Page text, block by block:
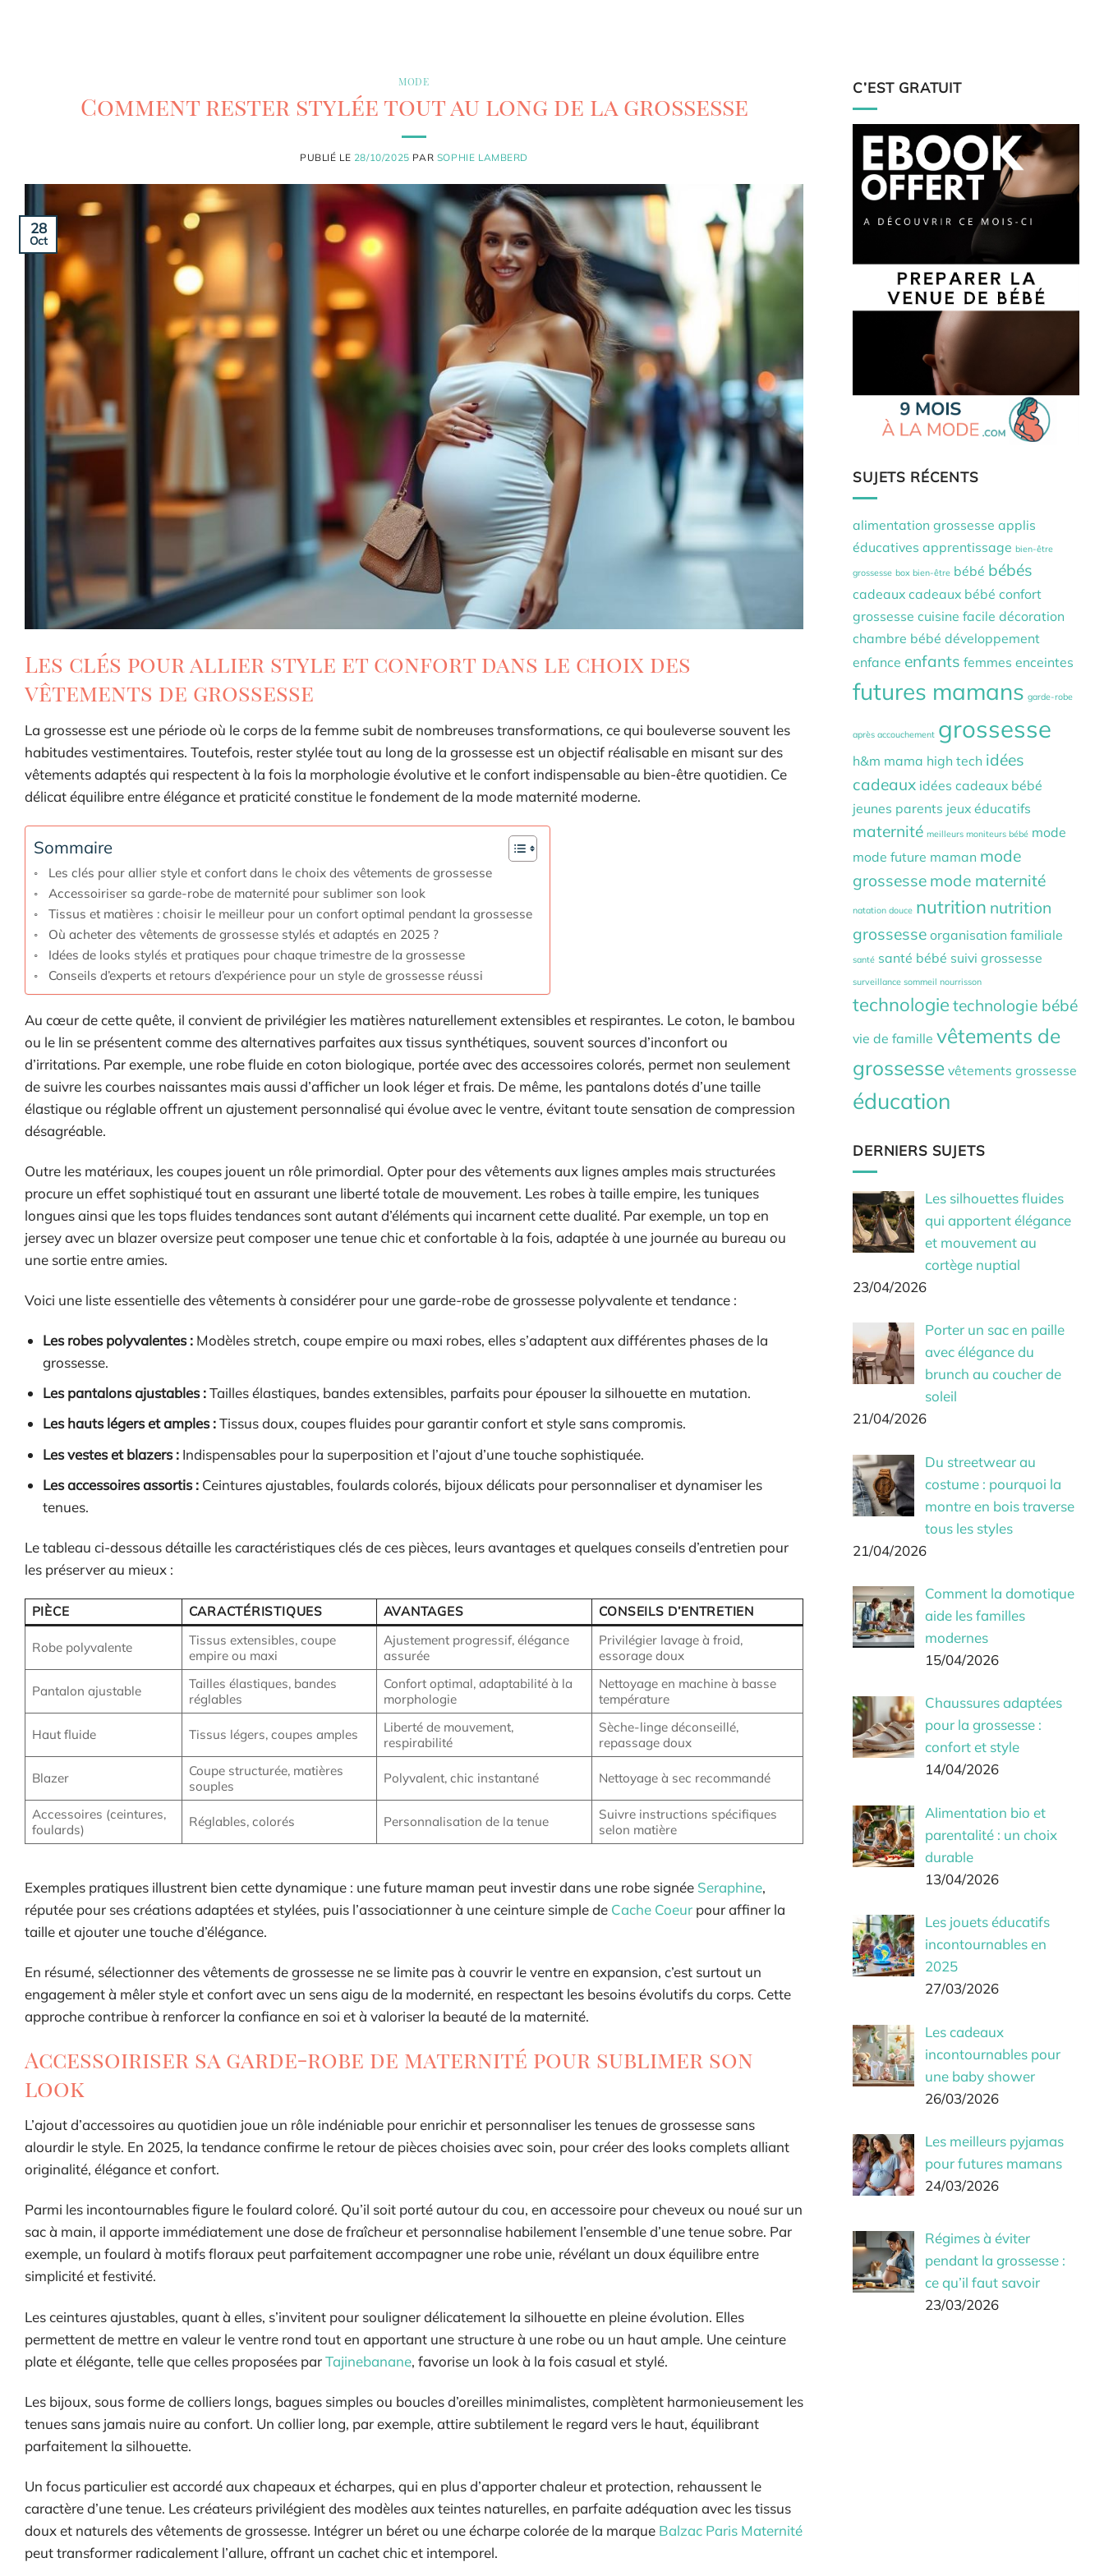
MODE
Comment rester stylée tout au long de la grossesse
PUBLIÉ LE 28/10/2025 PAR SOPHIE LAMBERD
28
Oct
Les clés pour allier style et confort dans le choix des
vêtements de grossesse
La grossesse est une période où le corps de la femme subit de nombreuses transformations, ce qui bouleverse souvent les
habitudes vestimentaires. Toutefois, rester stylée tout au long de la grossesse est un objectif réalisable en misant sur des
vêtements adaptés qui respectent à la fois la morphologie évolutive et le confort indispensable au bien-être quotidien. Ce
délicat équilibre entre élégance et praticité constitue le fondement de la mode maternité moderne.
Sommaire
Les clés pour allier style et confort dans le choix des vêtements de grossesse
Accessoiriser sa garde-robe de maternité pour sublimer son look
Tissus et matières : choisir le meilleur pour un confort optimal pendant la grossesse
Où acheter des vêtements de grossesse stylés et adaptés en 2025 ?
Idées de looks stylés et pratiques pour chaque trimestre de la grossesse
Conseils d’experts et retours d’expérience pour un style de grossesse réussi
Au cœur de cette quête, il convient de privilégier les matières naturellement extensibles et respirantes. Le coton, le bambou
ou le lin se présentent comme des alternatives parfaites aux tissus synthétiques, souvent sources d’inconfort ou
d’irritations. Par exemple, une robe fluide en coton biologique, portée avec des accessoires colorés, permet non seulement
de suivre les courbes naissantes mais aussi d’afficher un look léger et frais. De même, les pantalons dotés d’une taille
élastique ou réglable offrent un ajustement personnalisé qui évolue avec le ventre, évitant toute sensation de compression
désagréable.
Outre les matériaux, les coupes jouent un rôle primordial. Opter pour des vêtements aux lignes amples mais structurées
procure un effet sophistiqué tout en assurant une liberté totale de mouvement. Les robes à taille empire, les tuniques
longues ainsi que les tops fluides tendances sont autant d’éléments qui incarnent cette dualité. Par exemple, un top en
jersey avec un blazer oversize peut composer une tenue chic et confortable à la fois, adaptée à une journée au bureau ou
une sortie entre amies.
Voici une liste essentielle des vêtements à considérer pour une garde-robe de grossesse polyvalente et tendance :
Les robes polyvalentes : Modèles stretch, coupe empire ou maxi robes, elles s’adaptent aux différentes phases de la
grossesse.
Les pantalons ajustables :Tailles élastiques, bandes extensibles, parfaits pour épouser la silhouette en mutation.
Les hauts légers et amples :Tissus doux, coupes fluides pour garantir confort et style sans compromis.
Les vestes et blazers : Indispensables pour la superposition et l’ajout d’une touche sophistiquée.
Les accessoires assortis : Ceintures ajustables, foulards colorés, bijoux délicats pour personnaliser et dynamiser les
tenues.
Le tableau ci-dessous détaille les caractéristiques clés de ces pièces, leurs avantages et quelques conseils d’entretien pour
les préserver au mieux :
PIÈCE CARACTÉRISTIQUES AVANTAGES CONSEILS D’ENTRETIEN
Robe polyvalente
Tissus extensibles, coupe
empire ou maxi
Ajustement progressif, élégance
assurée
Privilégier lavage à froid,
essorage doux
Pantalon ajustable
Tailles élastiques, bandes
réglables
Confort optimal, adaptabilité à la
morphologie
Nettoyage en machine à basse
température
Haut fluide Tissus légers, coupes amples
Liberté de mouvement,
respirabilité
Sèche-linge déconseillé,
repassage doux
Blazer
Coupe structurée, matières
souples
Polyvalent, chic instantané Nettoyage à sec recommandé
Accessoires (ceintures,
foulards)
Réglables, colorés Personnalisation de la tenue
Suivre instructions spécifiques
selon matière
Exemples pratiques illustrent bien cette dynamique : une future maman peut investir dans une robe signée Seraphine,
réputée pour ses créations adaptées et stylées, puis l’associationner à une ceinture simple de Cache Coeur pour affiner la
taille et ajouter une touche d’élégance.
En résumé, sélectionner des vêtements de grossesse ne se limite pas à couvrir le ventre en expansion, c’est surtout un
engagement à mêler style et confort avec un sens aigu de la modernité, en respectant les besoins évolutifs du corps. Cette
approche contribue à renforcer la confiance en soi et à valoriser la beauté de la maternité.
Accessoiriser sa garde-robe de maternité pour sublimer son
look
L’ajout d’accessoires au quotidien joue un rôle indéniable pour enrichir et personnaliser les tenues de grossesse sans
alourdir le style. En 2025, la tendance confirme le retour de pièces choisies avec soin, pour créer des looks complets alliant
originalité, élégance et confort.
Parmi les incontournables figure le foulard coloré. Qu’il soit porté autour du cou, en accessoire pour cheveux ou noué sur un
sac à main, il apporte immédiatement une dose de fraîcheur et personnalise habilement l’ensemble d’une tenue sobre. Par
exemple, un foulard à motifs floraux peut parfaitement accompagner une robe unie, révélant un doux équilibre entre
simplicité et festivité.
Les ceintures ajustables, quant à elles, s’invitent pour souligner délicatement la silhouette en pleine évolution. Elles
permettent de mettre en valeur le ventre rond tout en apportant une structure à une robe ou un haut ample. Une ceinture
plate et élégante, telle que celles proposées parTajinebanane, favorise un look à la fois casual et stylé.
Les bijoux, sous forme de colliers longs, bagues simples ou boucles d’oreilles minimalistes, complètent harmonieusement les
tenues sans jamais nuire au confort. Un collier long, par exemple, attire subtilement le regard vers le haut, équilibrant
parfaitement la silhouette.
Un focus particulier est accordé aux chapeaux et écharpes, qui en plus d’apporter chaleur et protection, rehaussent le
caractère d’une tenue. Les créateurs privilégient des modèles aux teintes naturelles, en parfaite adéquation avec les tissus
doux et naturels des vêtements de grossesse. Intégrer un béret ou une écharpe colorée de la marque Balzac Paris Maternité
peut transformer radicalement l’allure, offrant un cachet chic et intemporel.
C’EST GRATUIT
SUJETS RÉCENTS
alimentation grossesse applis
éducatives apprentissage bien-être
grossesse box bien-être bébé bébés
cadeaux cadeaux bébé confort
grossesse cuisine facile décoration
chambre bébé développement
enfance enfants femmes enceintes
futures mamans garde-robe
après accouchement grossesse
h&m mama high tech idées
cadeaux idées cadeaux bébé
jeunes parents jeux éducatifs
maternité meilleurs moniteurs bébé mode
mode future maman mode
grossesse mode maternité
natation douce nutrition nutrition
grossesse organisation familiale
santé santé bébé suivi grossesse
surveillance sommeil nourrisson
technologie technologie bébé
vie de famille vêtements de
grossesse vêtements grossesse
éducation
DERNIERS SUJETS
Les silhouettes fluides
qui apportent élégance
et mouvement au
cortège nuptial
23/04/2026
Porter un sac en paille
avec élégance du
brunch au coucher de
soleil
21/04/2026
Du streetwear au
costume : pourquoi la
montre en bois traverse
tous les styles
21/04/2026
Comment la domotique
aide les familles
modernes
15/04/2026
Chaussures adaptées
pour la grossesse :
confort et style
14/04/2026
Alimentation bio et
parentalité : un choix
durable
13/04/2026
Les jouets éducatifs
incontournables en
2025
27/03/2026
Les cadeaux
incontournables pour
une baby shower
26/03/2026
Les meilleurs pyjamas
pour futures mamans
24/03/2026
Régimes à éviter
pendant la grossesse :
ce qu’il faut savoir
23/03/2026